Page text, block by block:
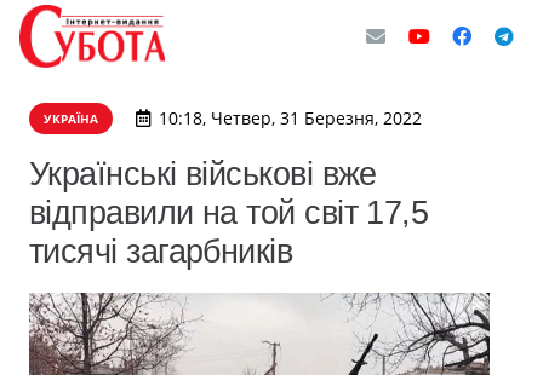
УКРАЇНА 10:18, Четвер, 31 Березня, 2022
Українські військові вже
відправили на той світ 17,5
тисячі загарбників